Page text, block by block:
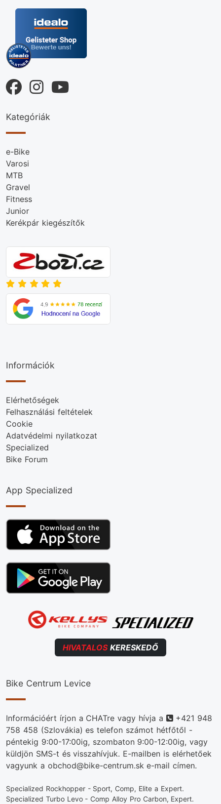
Kategóriák
e-Bike
Varosi
MTB
Gravel
Fitness
Junior
Kerékpár kiegészítők
Információk
Elérhetőségek
Felhasználási feltételek
Cookie
Adatvédelmi nyilatkozat
Specialized
Bike Forum
App Specialized
HIVATALOSKERESKEDŐ
Bike Centrum Levice
Információért írjon a CHATre vagy hívja a Telefonszám
+421 948
758 458 (Szlovákia) es telefon számot hétfőtől -
péntekig 9:00-17:00ig, szombaton 9:00-12:00ig, vagy
küldjön SMS-t és visszahívjuk. E-mailben is elérhetőek
vagyunk a obchod@bike-centrum.sk e-mail címen.
Specialized Rockhopper - Sport, Comp, Elite a Expert.
Specialized Turbo Levo - Comp Alloy Pro Carbon, Expert.